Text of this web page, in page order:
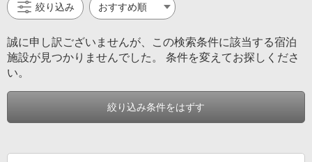
絞り込み
誠に申し訳ございませんが、この検索条件に該当する宿泊
施設が見つかりませんでした。 条件を変えてお探しくださ
い。
絞り込み条件をはずす